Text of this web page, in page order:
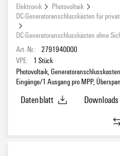
Elektronik
Photovoltaik
DC-Generatoranschlusskästen für
DC-Generatoranschlusskästen ohne
Art.-Nr.: 2791940000
VPE:
1 Stück
Photovoltaik,
Eingänge/1 Ausgang pro MPP,
Datenblatt
Downloads